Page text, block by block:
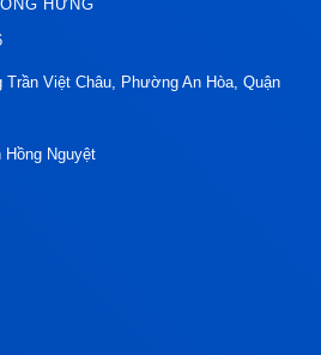
HƯNG
Trần Việt Châu, Phường An Hòa, Quận
Hồng Nguyệt